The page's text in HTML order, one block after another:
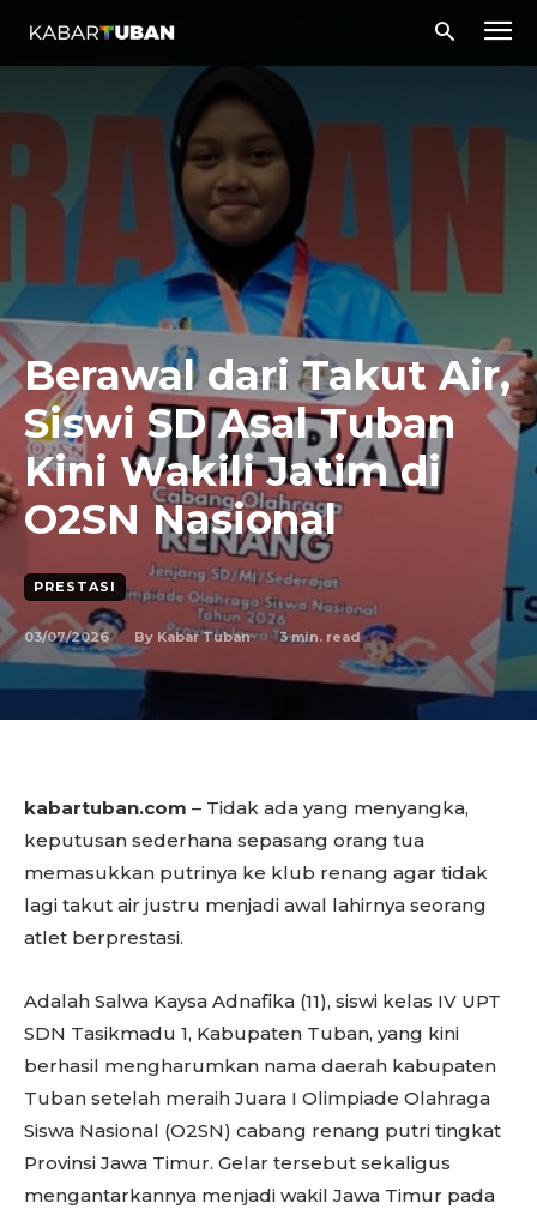
Berawal dari Takut Air,
Siswi SD Asal Tuban
Kini Wakili Jatim di
O2SN Nasional
PRESTASI
03/07/2026 By Kabar Tuban 3min. read
kabartuban.com – Tidak ada yang menyangka,
keputusan sederhana sepasang orang tua
memasukkan putrinya ke klub renang agar tidak
lagi takut air justru menjadi awal lahirnya seorang
atlet berprestasi.
Adalah Salwa Kaysa Adnafika (11), siswi kelas IV UPT
SDN Tasikmadu 1, Kabupaten Tuban, yang kini
berhasil mengharumkan nama daerah kabupaten
Tuban setelah meraih Juara I Olimpiade Olahraga
Siswa Nasional (O2SN) cabang renang putri tingkat
Provinsi Jawa Timur. Gelar tersebut sekaligus
mengantarkannya menjadi wakil Jawa Timur pada